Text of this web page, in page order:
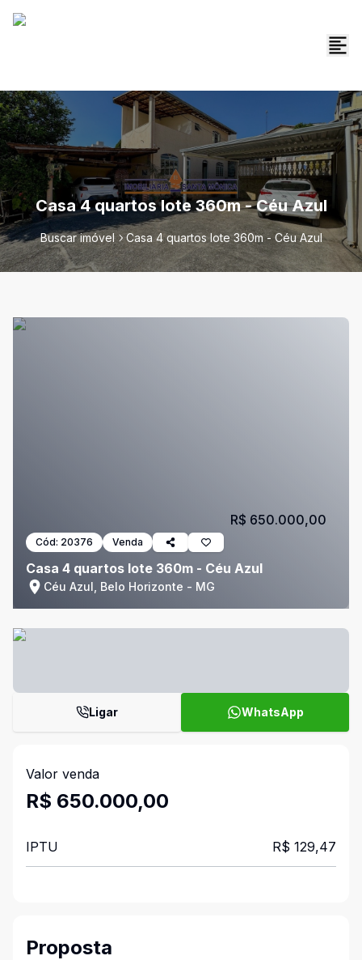
Casa 4 quartos lote 360m - Céu Azul
Buscar imóvel Casa 4 quartos lote 360m - Céu Azul
Cód: 20376 Venda
Casa 4 quartos lote 360m - Céu Azul
Céu Azul, Belo Horizonte - MG
R$ 650.000,00
Ligar WhatsApp
Valor venda
R$ 650.000,00
IPTU R$ 129,47
Proposta